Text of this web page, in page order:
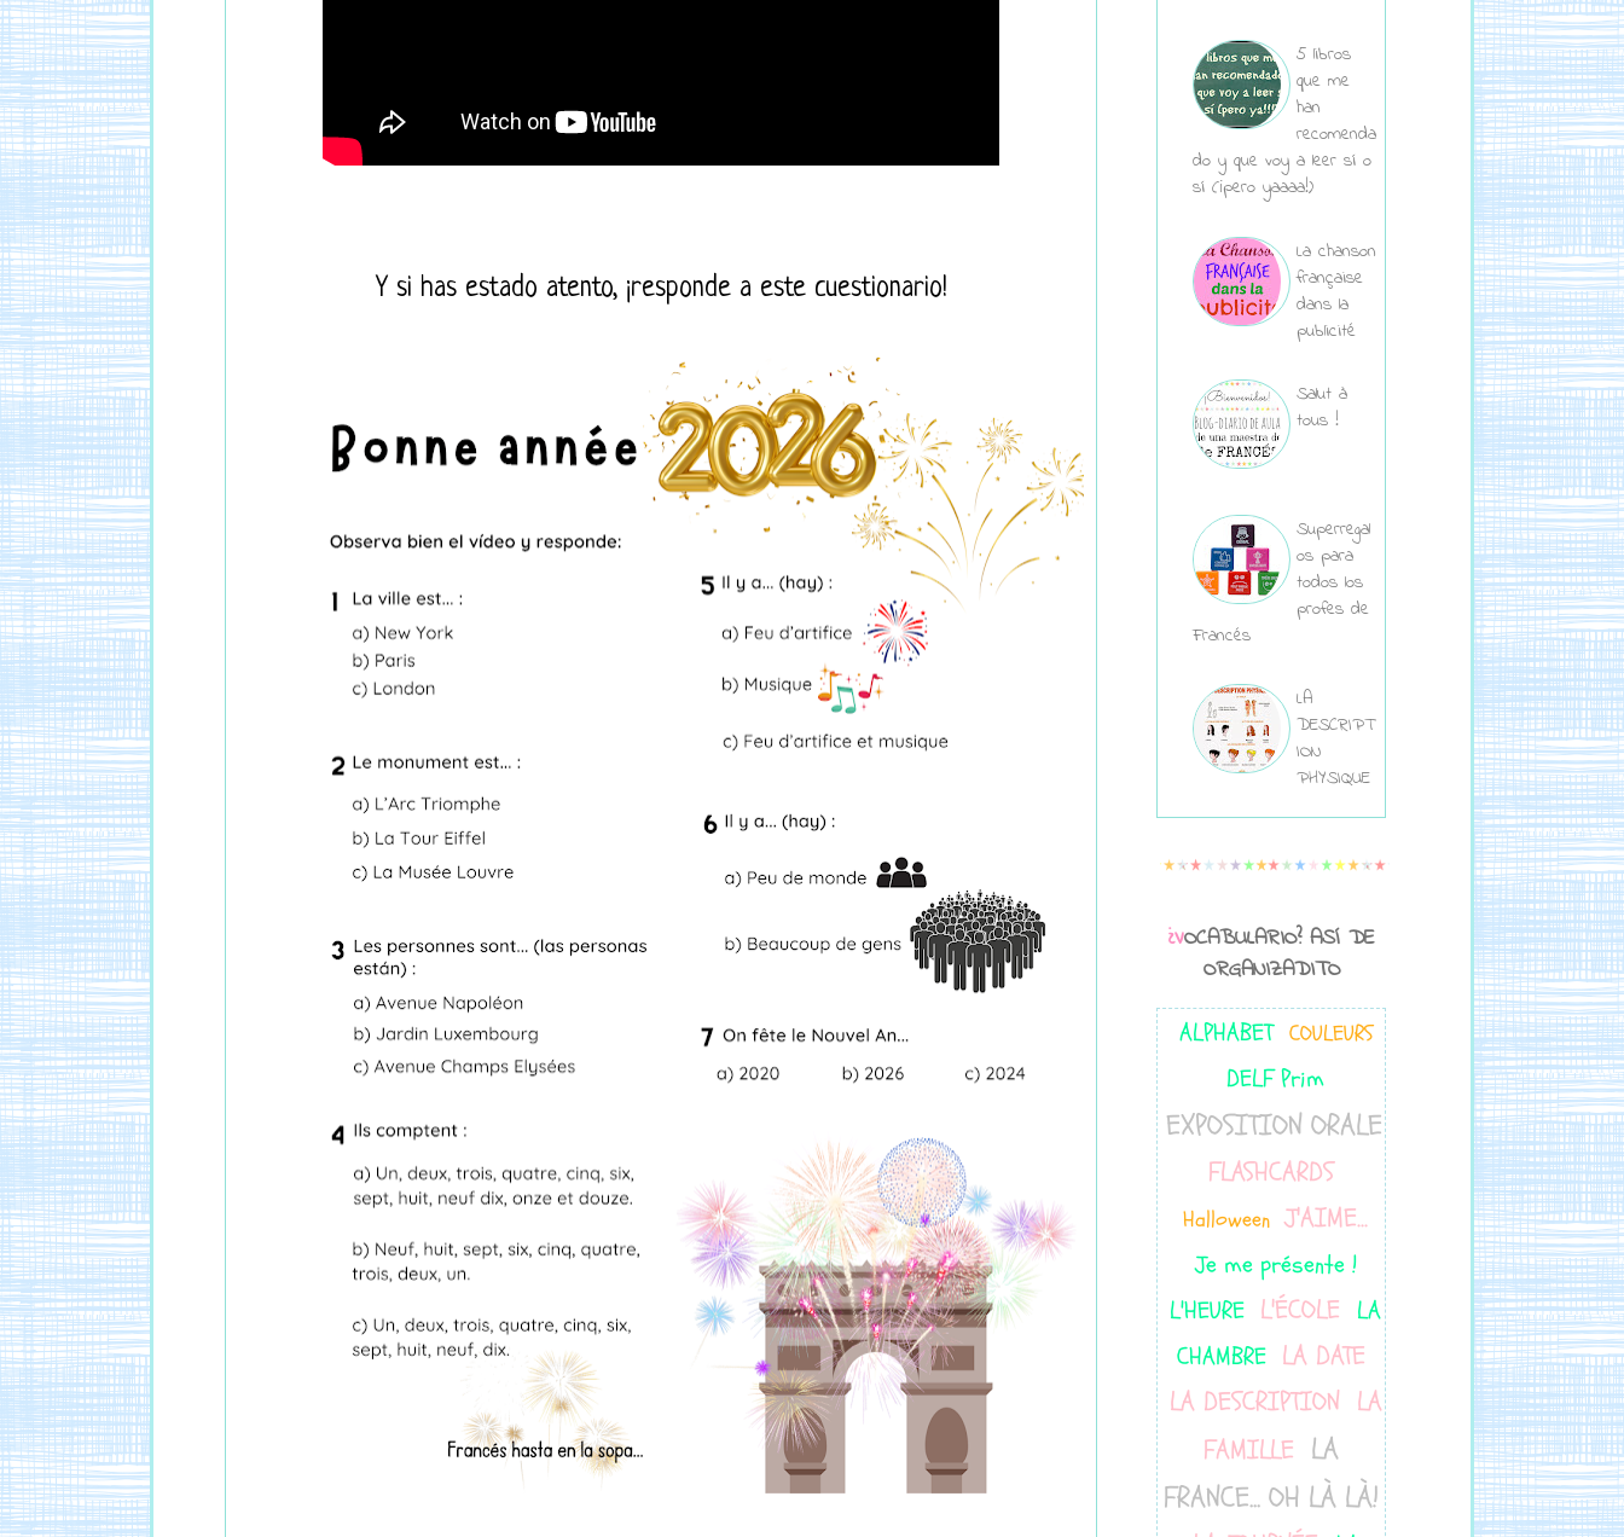
Y si has estado atento, ¡responde a este cuestionario!
5 libros
que me
han
recomenda
do y que voy a leer sí o
sí (¡pero yaaaa!)
La chanson
française
dans la
publicité
Salut à
tous !
Superregal
os para
todos los
profes de
Francés
LA
DESCRIPT
ION
PHYSIQUE
¿VOCABULARIO? ASÍ DE
ORGANIZADITO
ALPHABET COULEURS
DELF Prim
EXPOSITION ORALE
FLASHCARDS
Halloween J'AIME...
Je me présente !
L'HEURE L'ÉCOLE LA
CHAMBRE LA DATE
LA DESCRIPTION LA
FAMILLE LA
FRANCE... OH LÀ LÀ!